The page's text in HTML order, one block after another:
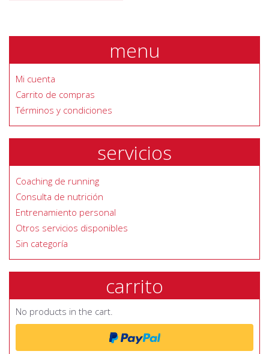
menu
Mi cuenta
Carrito de compras
Términos y condiciones
servicios
Coaching de running
Consulta de nutrición
Entrenamiento personal
Otros servicios disponibles
Sin categoría
carrito
No products in the cart.